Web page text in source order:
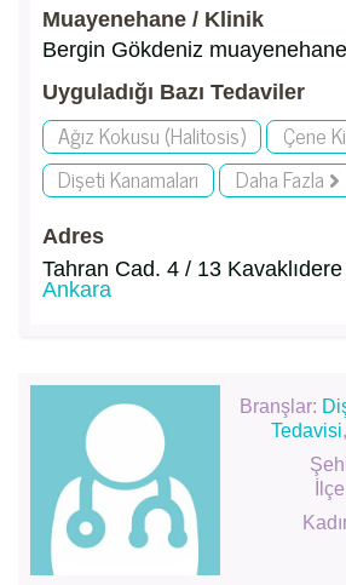
Muayenehane / Klinik
Bergin Gökdeniz
Uyguladığı Bazı Tedaviler
Ağız Kokusu (Halitosis)
Çene
Dişeti Kanamaları
Daha Fazla
Adres
Tahran Cad. 4 / 13 Kavaklıdere
Ankara
Branşlar:
Tedavisi,